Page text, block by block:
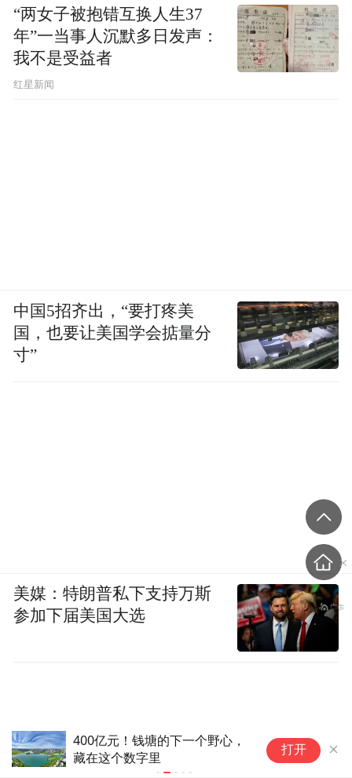
400亿元！钱塘的下一个野心，
藏在这个数字里
打开
“两女子被抱错互换人生37
年”一当事人沉默多日发声：
我不是受益者
红星新闻
中国5招齐出，“要打疼美
国，也要让美国学会掂量分
寸”
美媒：特朗普私下支持万斯
参加下届美国大选